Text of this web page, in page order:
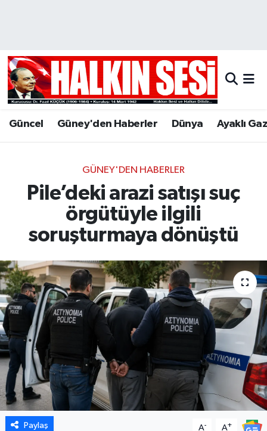
Güncel Güney'den Haberler Dünya Ayaklı
GÜNEY'DEN HABERLER
Pile’deki arazi satışı suç
örgütüyle ilgili
soruşturmaya dönüştü
Paylaş A- A+
Hava Durumu
Trafik Durumu
Tüm Manşetler
Son Dakika Haberleri
Haber Arşivi